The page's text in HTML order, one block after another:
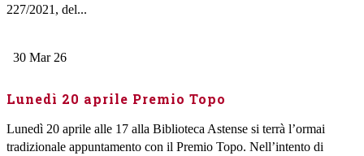
227/2021, del...
30 Mar 26
Lunedì 20 aprile Premio Topo
Lunedì 20 aprile alle 17 alla Biblioteca Astense si terrà l’ormai
tradizionale appuntamento con il Premio Topo. Nell’intento di